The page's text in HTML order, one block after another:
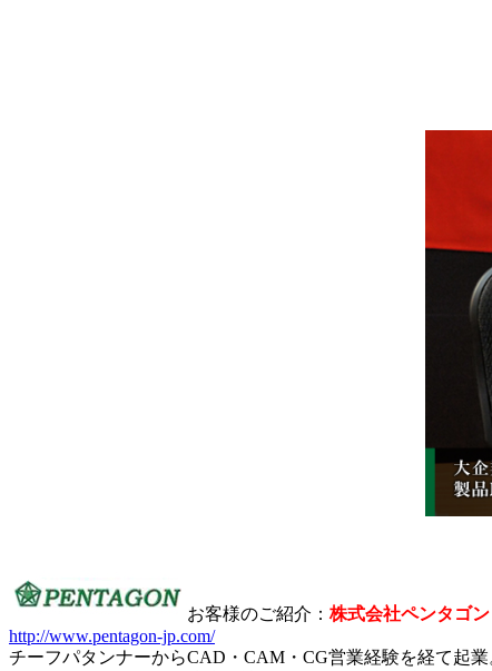
お客様のご紹介： 株式会社ペンタゴ
http://www.pentagon-jp.com/
チーフパタンナーからCAD・CAM・CG営業経験を経て起